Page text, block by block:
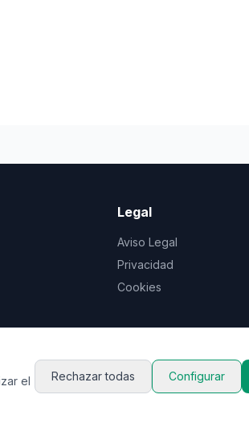
Legal
Aviso Legal
Privacidad
Cookies
el
Rechazar todas Configurar